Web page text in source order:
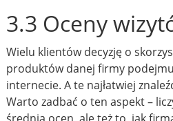
3.3 Oceny
Wielu klientów decyzję o
produktów danej firmy
internecie. A te najłatwiej
Warto zadbać o ten aspekt –